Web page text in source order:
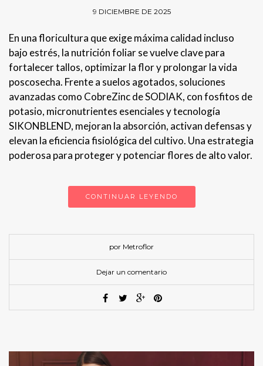
9 DICIEMBRE DE 2025
En una floricultura que exige máxima calidad incluso
bajo estrés, la nutrición foliar se vuelve clave para
fortalecer tallos, optimizar la flor y prolongar la vida
poscosecha. Frente a suelos agotados, soluciones
avanzadas como CobreZinc de SODIAK, con fosfitos de
potasio, micronutrientes esenciales y tecnología
SIKONBLEND, mejoran la absorción, activan defensas y
elevan la eficiencia fisiológica del cultivo. Una estrategia
poderosa para proteger y potenciar flores de alto valor.
CONTINUAR LEYENDO
por Metroflor
Dejar un comentario